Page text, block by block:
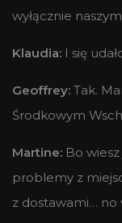
wyłącznie
Klaudia: I się
Geoffrey: Tak.
Środkowym
Martine: Bo
problemy z
z dostawami… no